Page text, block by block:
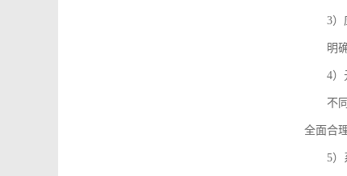
3）
明
4）
不
全面合理
5）